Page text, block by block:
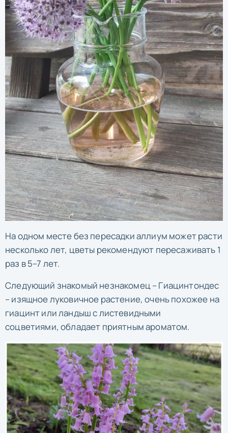
На одном месте без пересадки аллиум может расти
несколько лет, цветы рекомендуют пересаживать 1
раз в 5–7 лет.
Следующий знакомый незнакомец – Гиацинтондес
– изящное луковичное растение, очень похожее на
гиацинт или ландыш с листевидными
соцветиями, обладает приятным ароматом.